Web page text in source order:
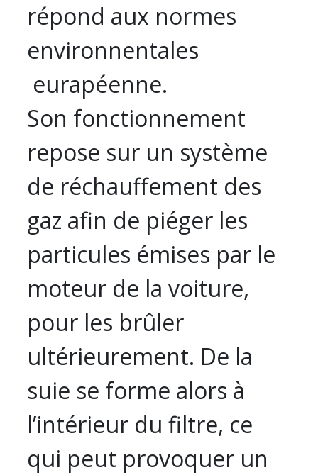
répond aux normes
environnentales
eurapéenne.
Son fonctionnement
repose sur un système
de réchauffement des
gaz afin de piéger les
particules émises par le
moteur de la voiture,
pour les brûler
ultérieurement. De la
suie se forme alors à
l’intérieur du filtre, ce
qui peut provoquer un